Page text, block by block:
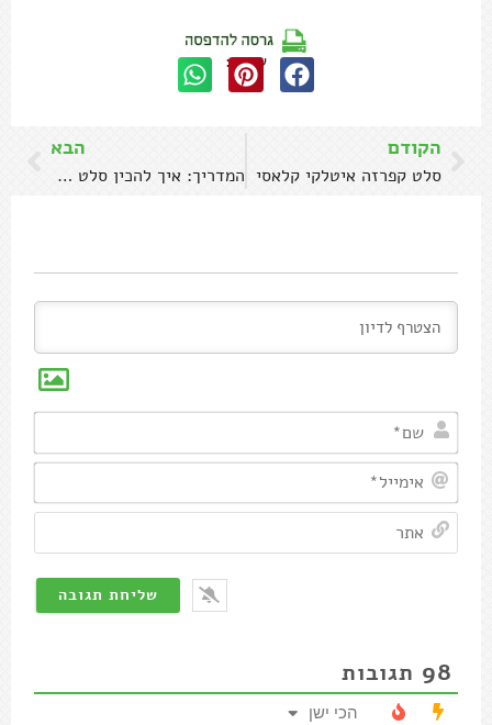
שתפו:
הקודם
סלט קפרזה איטלקי קלאסי
הבא
המדריך: איך להכין סלט טאבולה כמו בגליל
98 תגובות
הכי ישן